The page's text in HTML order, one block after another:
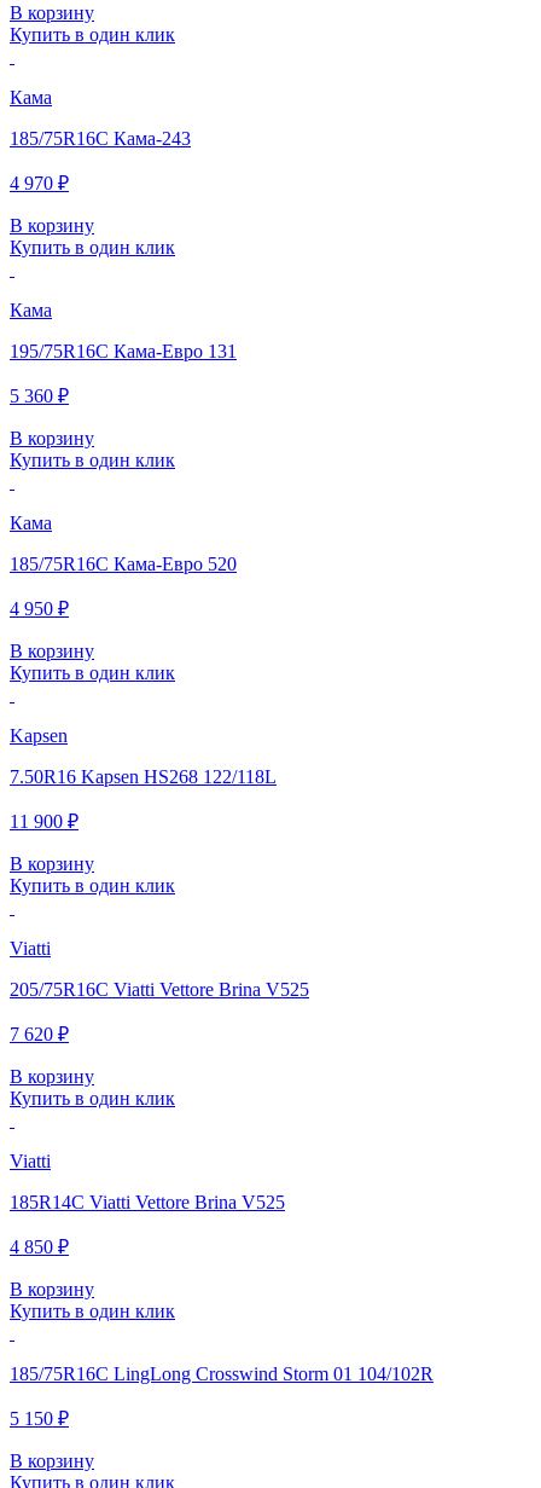
В корзину
Купить в один клик
Кама
185/75R16C Кама-243
4 970 ₽
В корзину
Купить в один клик
Кама
195/75R16C Кама-Евро 131
5 360 ₽
В корзину
Купить в один клик
Кама
185/75R16C Кама-Евро 520
4 950 ₽
В корзину
Купить в один клик
Kapsen
7.50R16 Kapsen HS268 122/118L
11 900 ₽
В корзину
Купить в один клик
Viatti
205/75R16C Viatti Vettore Brina V525
7 620 ₽
В корзину
Купить в один клик
Viatti
185R14C Viatti Vettore Brina V525
4 850 ₽
В корзину
Купить в один клик
185/75R16C LingLong Crosswind Storm 01 104/102R
5 150 ₽
В корзину
Купить в один клик